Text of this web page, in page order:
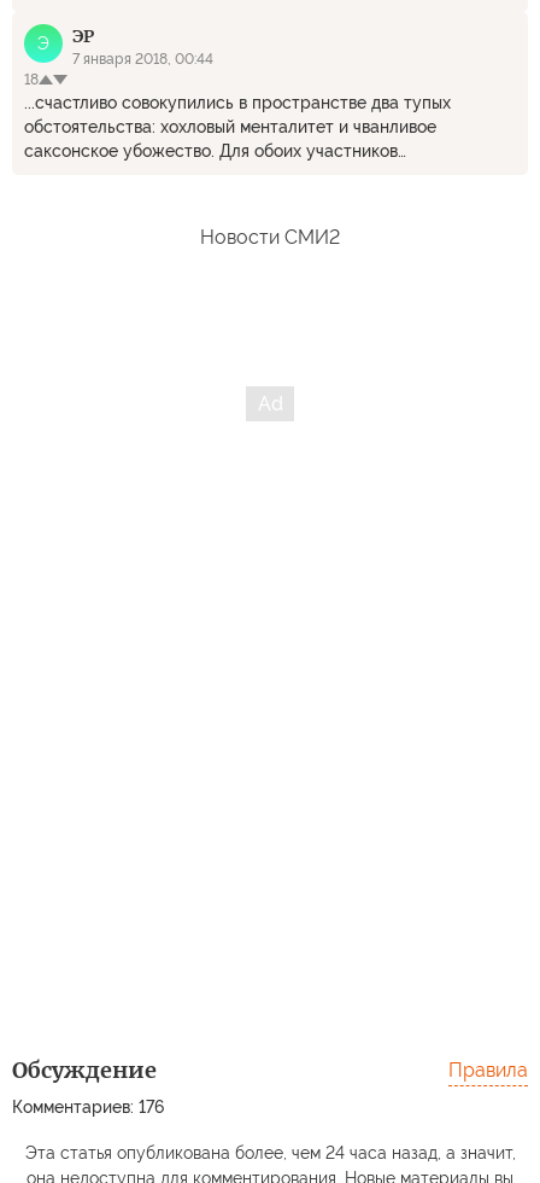
лучше.Потом Белоруссия,а там и за нас возьмутся.
Э ЭР
7 января 2018, 00:44
18
...счастливо совокупились в пространстве два тупых
обстоятельства: хохловый менталитет и чванливое
саксонское убожество. Для обоих участников
их лопоухого вожака сыном шлюхи. Браво убогие...
Новости СМИ2
Обсуждение
Комментариев: 176
Правила
Эта статья опубликована более, чем 24 часа назад, а значит,
она недоступна для комментирования. Новые материалы вы